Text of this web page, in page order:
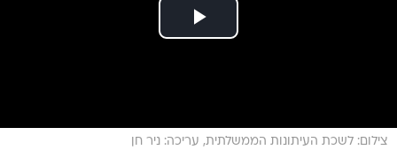
צילום: לשכת העיתונות הממשלתית, עריכה: ניר חן